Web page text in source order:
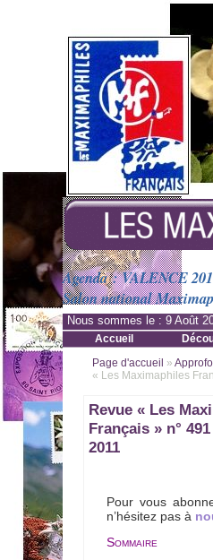
Agenda : VALENCE
Salon national
Nous sommes le : 9 Août
Accueil
Page d'accueil »
« Les Maximaphiles
Revue « Les
Français » n°
2011
Pour vous
n’hésitez pas à
Sommaire